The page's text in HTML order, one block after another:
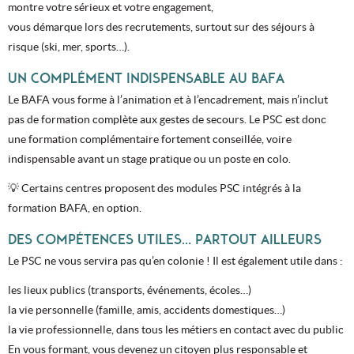
montre votre sérieux et votre engagement,
vous démarque lors des recrutements, surtout sur des séjours à
risque (ski, mer, sports…).
UN COMPLÉMENT INDISPENSABLE AU BAFA
Le BAFA vous forme à l’animation et à l’encadrement, mais n’inclut
pas de formation complète aux gestes de secours. Le PSC est donc
une formation complémentaire fortement conseillée, voire
indispensable avant un stage pratique ou un poste en colo.
💡 Certains centres proposent des modules PSC intégrés à la
formation BAFA, en option.
DES COMPÉTENCES UTILES… PARTOUT AILLEURS
Le PSC ne vous servira pas qu’en colonie ! Il est également utile dans :
les lieux publics (transports, événements, écoles…)
la vie personnelle (famille, amis, accidents domestiques…)
la vie professionnelle, dans tous les métiers en contact avec du public
En vous formant, vous devenez un citoyen plus responsable et